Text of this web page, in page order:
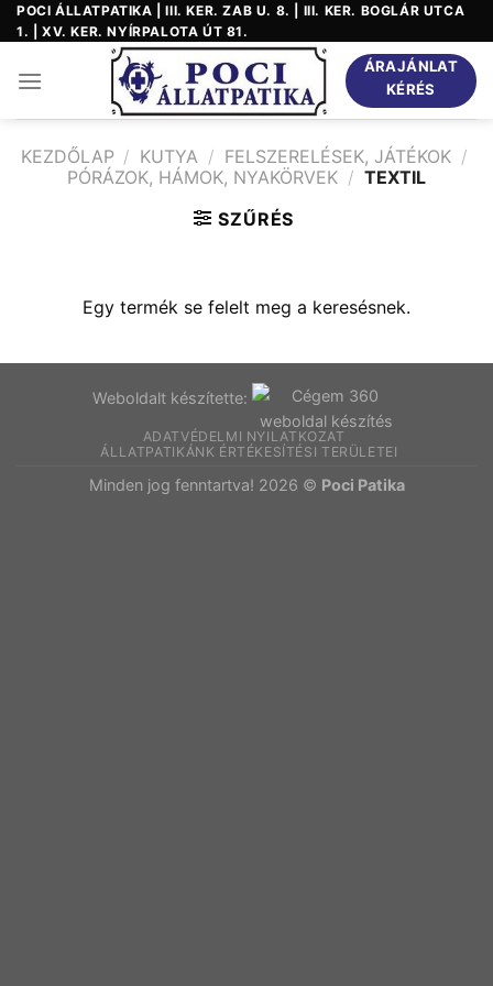
Skip
to
POCI ÁLLATPATIKA | III. KER. ZAB U. 8. | III. KER. BOGLÁR UTCA
1. | XV. KER. NYÍRPALOTA ÚT 81.
ÁRAJÁNLAT
KÉRÉS
KEZDŐLAP / KUTYA / FELSZERELÉSEK, JÁTÉKOK /
PÓRÁZOK, HÁMOK, NYAKÖRVEK / TEXTIL
SZŰRÉS
Egy termék se felelt meg a keresésnek.
Weboldalt készítette:
ADATVÉDELMI NYILATKOZAT
ÁLLATPATIKÁNK ÉRTÉKESÍTÉSI TERÜLETEI
Minden jog fenntartva! 2026 © Poci Patika